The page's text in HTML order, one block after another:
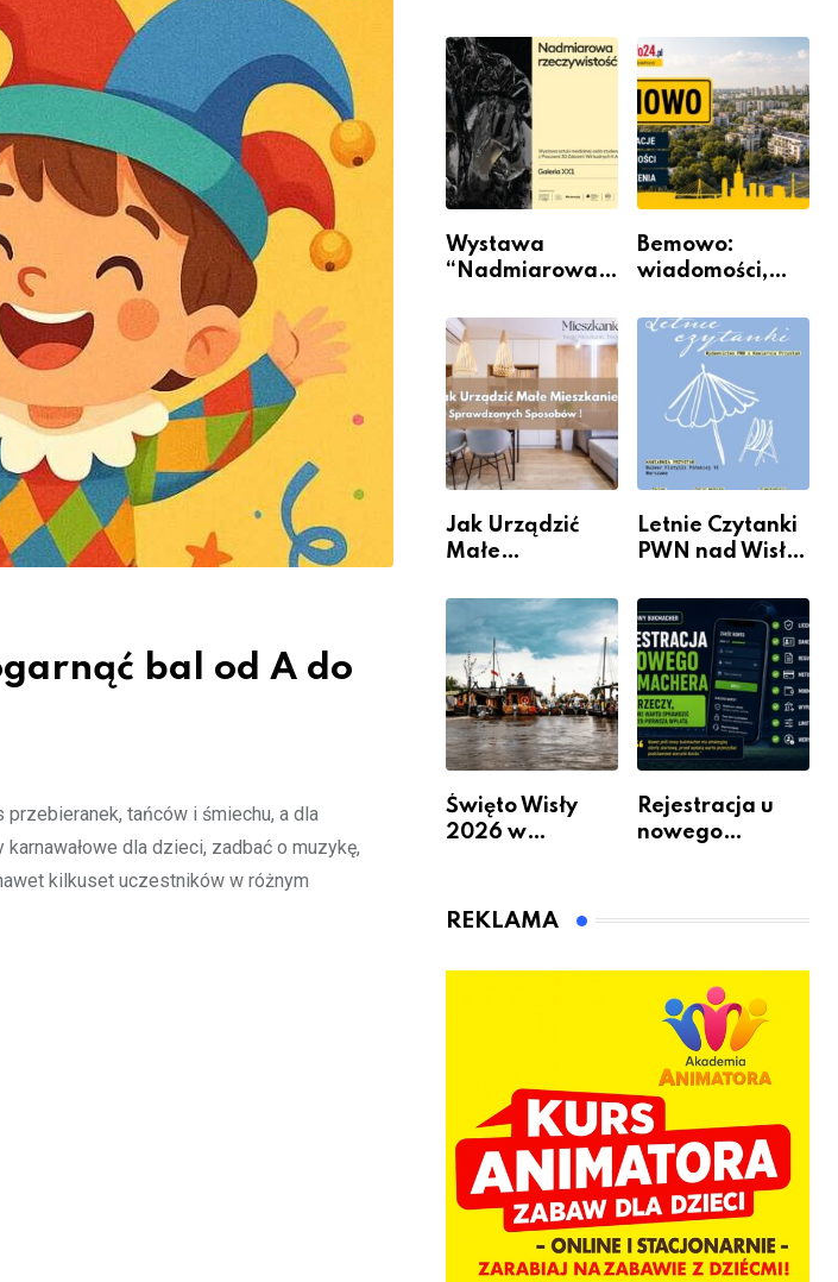
bal od A do
przebieranek, tańców i śmiechu, a dla
dla dzieci, zadbać o muzykę,
kilkuset uczestników w różnym
Wystawa
“Nadmiarowa
w Galerii XX1
Bemowo:
wiadomości,
wydarzenia z
dzielnicy
Jak Urządzić
Małe
Sposobów Na
Więcej
Przestrzeni Bez
Kosztownego
Remontu
Letnie Czytanki
PWN nad Wisłą.
książką, kawą i
chwilą dla
siebie
Święto Wisły
2026 w
się będzie działo
Rejestracja u
nowego
wpłatą
REKLAMA